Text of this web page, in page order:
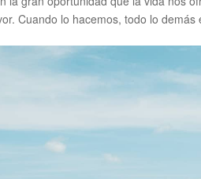
Cuando lo hacemos, todo lo